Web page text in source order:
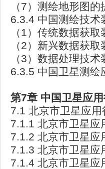
（7）测绘地形图
6.3.4 中国测绘技术
（1）传统数据获取
（2）新兴数据获取
（3）数据处理技术
6.3.5 中国卫星测绘
第7章 中国卫星应
7.1 北京市卫星应用
7.1.1 北京市卫星应
7.1.2 北京市卫星应
7.1.3 北京市卫星应
7.1.4 北京市卫星应